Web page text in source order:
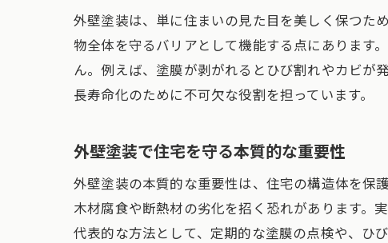
長期
外壁塗装は、単に住まいの見た目を美しく保つた
物全体を守るバリアとして機能する点にあります
ん。例えば、塗膜が剥がれるとひび割れやカビが
長寿命化のために不可欠な役割を担っています。
外壁塗装で住宅を守る本質的な重要性
外壁塗装の本質的な重要性は、住宅の構造体を保
木材腐食や断熱材の劣化を招く恐れがあります。
代表的な方法として、定期的な塗膜の点検や、ひ